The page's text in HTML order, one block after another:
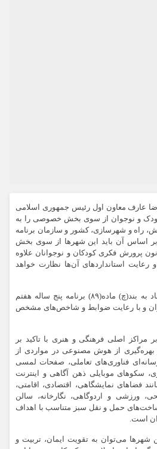
عارف معاون اول رئیس جمهوری اسلامی
کودک و نوجوان از سوی بخش خصوصی را به
راه و شهرسازی، کشور و سازمان برنامه
بر اساس آن باید این شهرها از سوی بخش
پرورش فکری کودکان و نوجوانان علاوه
رعایت استانداردهای آن‌ها نظارت خواهد
این شهرها قرار است با استناد به بند(چ) ماده(۸۹) برنامه پنج ساله هفتم
و با رعایت ضوابط و شاخص‌های مشخص
مراکز اصلی فرهنگی و هنری با تاکید بر
و بهره‌گیری از هوش مصنوعی در مواردی از
فناوری‌های تعاملی، صفحات لمسی
سکوهای موبایلی ذهن آگاهی و اینترنت
فضاهای نمایشگاهی، اقتصادی، اقامتی،
ورزشی و اردوگاهی، نگارخانه، سالن
حمل و نقل سبز متناسب با اهداف
است.
شهرها می‌توان به تقویت ایمان، تربیت و